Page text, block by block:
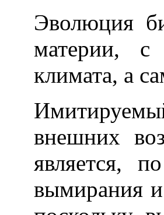
Эволюция
материи, с
климата, а
внешних
является,
вымирания